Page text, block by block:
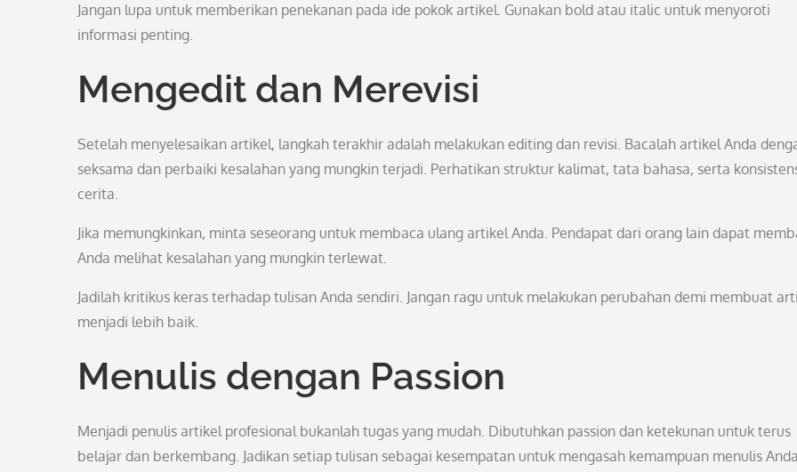
Jangan lupa untuk memberikan penekanan pada ide pokok artikel. Gunakan bold atau italic untuk menyoroti
informasi penting.
Mengedit dan Merevisi
Setelah menyelesaikan artikel, langkah terakhir adalah melakukan editing dan revisi. Bacalah artikel Anda
seksama dan perbaiki kesalahan yang mungkin terjadi. Perhatikan struktur kalimat, tata bahasa, serta
cerita.
Jika memungkinkan, minta seseorang untuk membaca ulang artikel Anda. Pendapat dari orang lain dapat
Anda melihat kesalahan yang mungkin terlewat.
Jadilah kritikus keras terhadap tulisan Anda sendiri. Jangan ragu untuk melakukan perubahan demi membuat
menjadi lebih baik.
Menulis dengan Passion
Menjadi penulis artikel profesional bukanlah tugas yang mudah. Dibutuhkan passion dan ketekunan untuk terus
belajar dan berkembang. Jadikan setiap tulisan sebagai kesempatan untuk mengasah kemampuan menulis